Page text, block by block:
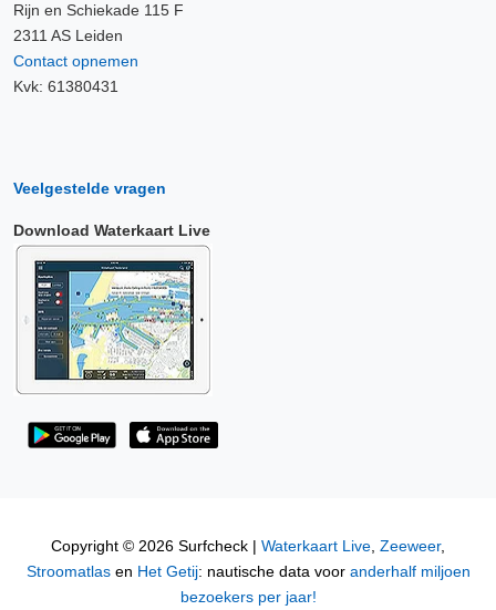
Rijn en Schiekade 115 F
2311 AS Leiden
Contact opnemen
Kvk: 61380431
Veelgestelde vragen
Download Waterkaart Live
Copyright © 2026 Surfcheck | Waterkaart Live, Zeeweer,
Stroomatlasen Het Getij: nautische data voor anderhalf miljoen
bezoekers per jaar!